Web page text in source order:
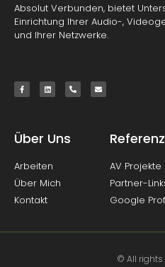
Absolut Verbunden, bietet
Einrichtung Ihrer Audio-,
und Ihrer Netzwerke.
Über Uns
Arbeiten
Über Mich
Kontakt
AV Projekte
Partner-
Google
© All rights